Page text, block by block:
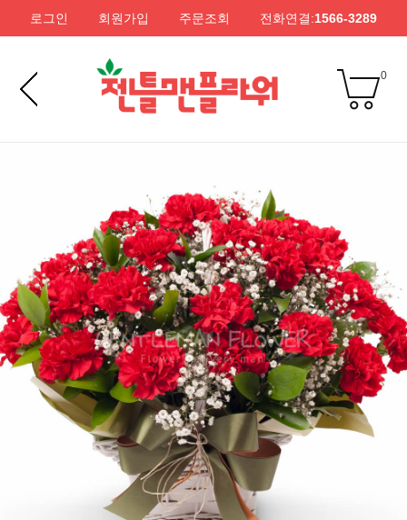
로그인 회원가입 주문조회 전화연결:1566-3289
0